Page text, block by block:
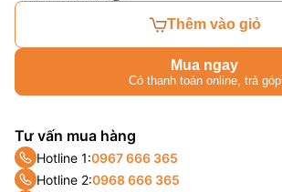
Thêm vào giỏ
Mua ngay
Có thanh toán online, trả góp
Tư vấn mua hàng
Hotline 1:0967 666 365
Hotline 2:0968 666 365